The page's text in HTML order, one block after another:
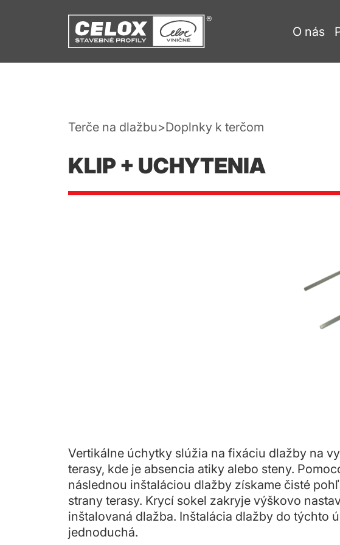
O nás
Terče na dlažbu Doplnky k terčom
KLIP + UCHYTENIA
Vertikálne úchytky slúžia na fixáciu dlažby na
terasy, kde je absencia atiky alebo steny.
následnou inštaláciou dlažby získame čisté
strany terasy. Krycí sokel zakryje výškovo
inštalovaná dlažba. Inštalácia dlažby do týchto
jednoduchá.